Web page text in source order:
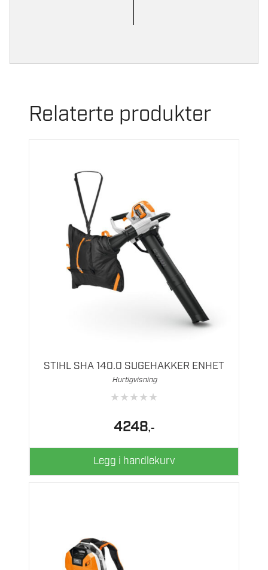
Relaterte produkter
STIHL SHA 140.0 SUGEHAKKER ENHET
Hurtigvisning
★★★★★
4248,-
Legg i handlekurv